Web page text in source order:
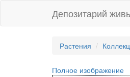
Депозитарий
Растения
Полное изображение